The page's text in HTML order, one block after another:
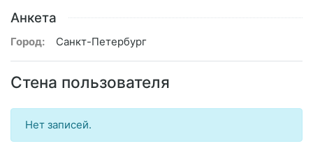
Анкета
Город: Санкт-Петербург
Стена пользователя
Нет записей.